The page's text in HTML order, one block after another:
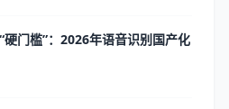
硬门槛”：2026年语音识别国产化